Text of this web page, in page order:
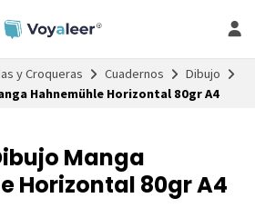
y Croqueras Cuadernos
Dibujo
Hahnemühle Horizontal 80gr A4
Manga
Horizontal 80gr A4